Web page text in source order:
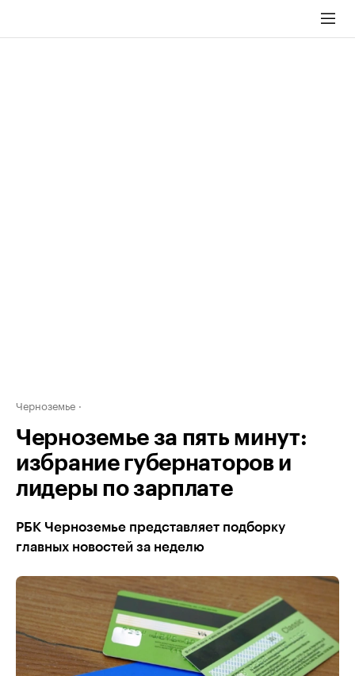
Черноземье
Черноземье за пять минут:
избрание губернаторов и
лидеры по зарплате
РБК Черноземье представляет подборку
главных новостей за неделю